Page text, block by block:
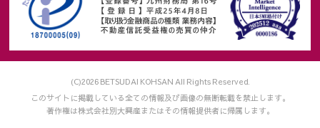
(C)2026 BETSUDAI KOHSAN All Rights Reserved.
このサイトに掲載している全ての情報及び画像の無断転載を禁止します。
著作権は株式会社別大興産またはその情報提供者に帰属します。